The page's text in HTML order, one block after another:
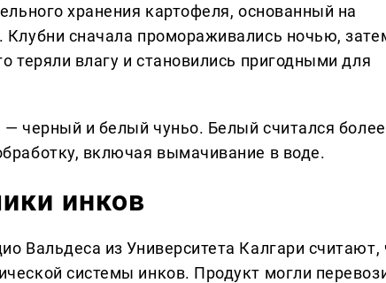
хранения картофеля, основанный на
сначала промораживались ночью,
теряли влагу и становились пригодными для
черный и белый чуньо. Белый считался более
включая вымачивание в воде.
инков
Вальдеса из Университета Калгари считают,
системы инков. Продукт могли